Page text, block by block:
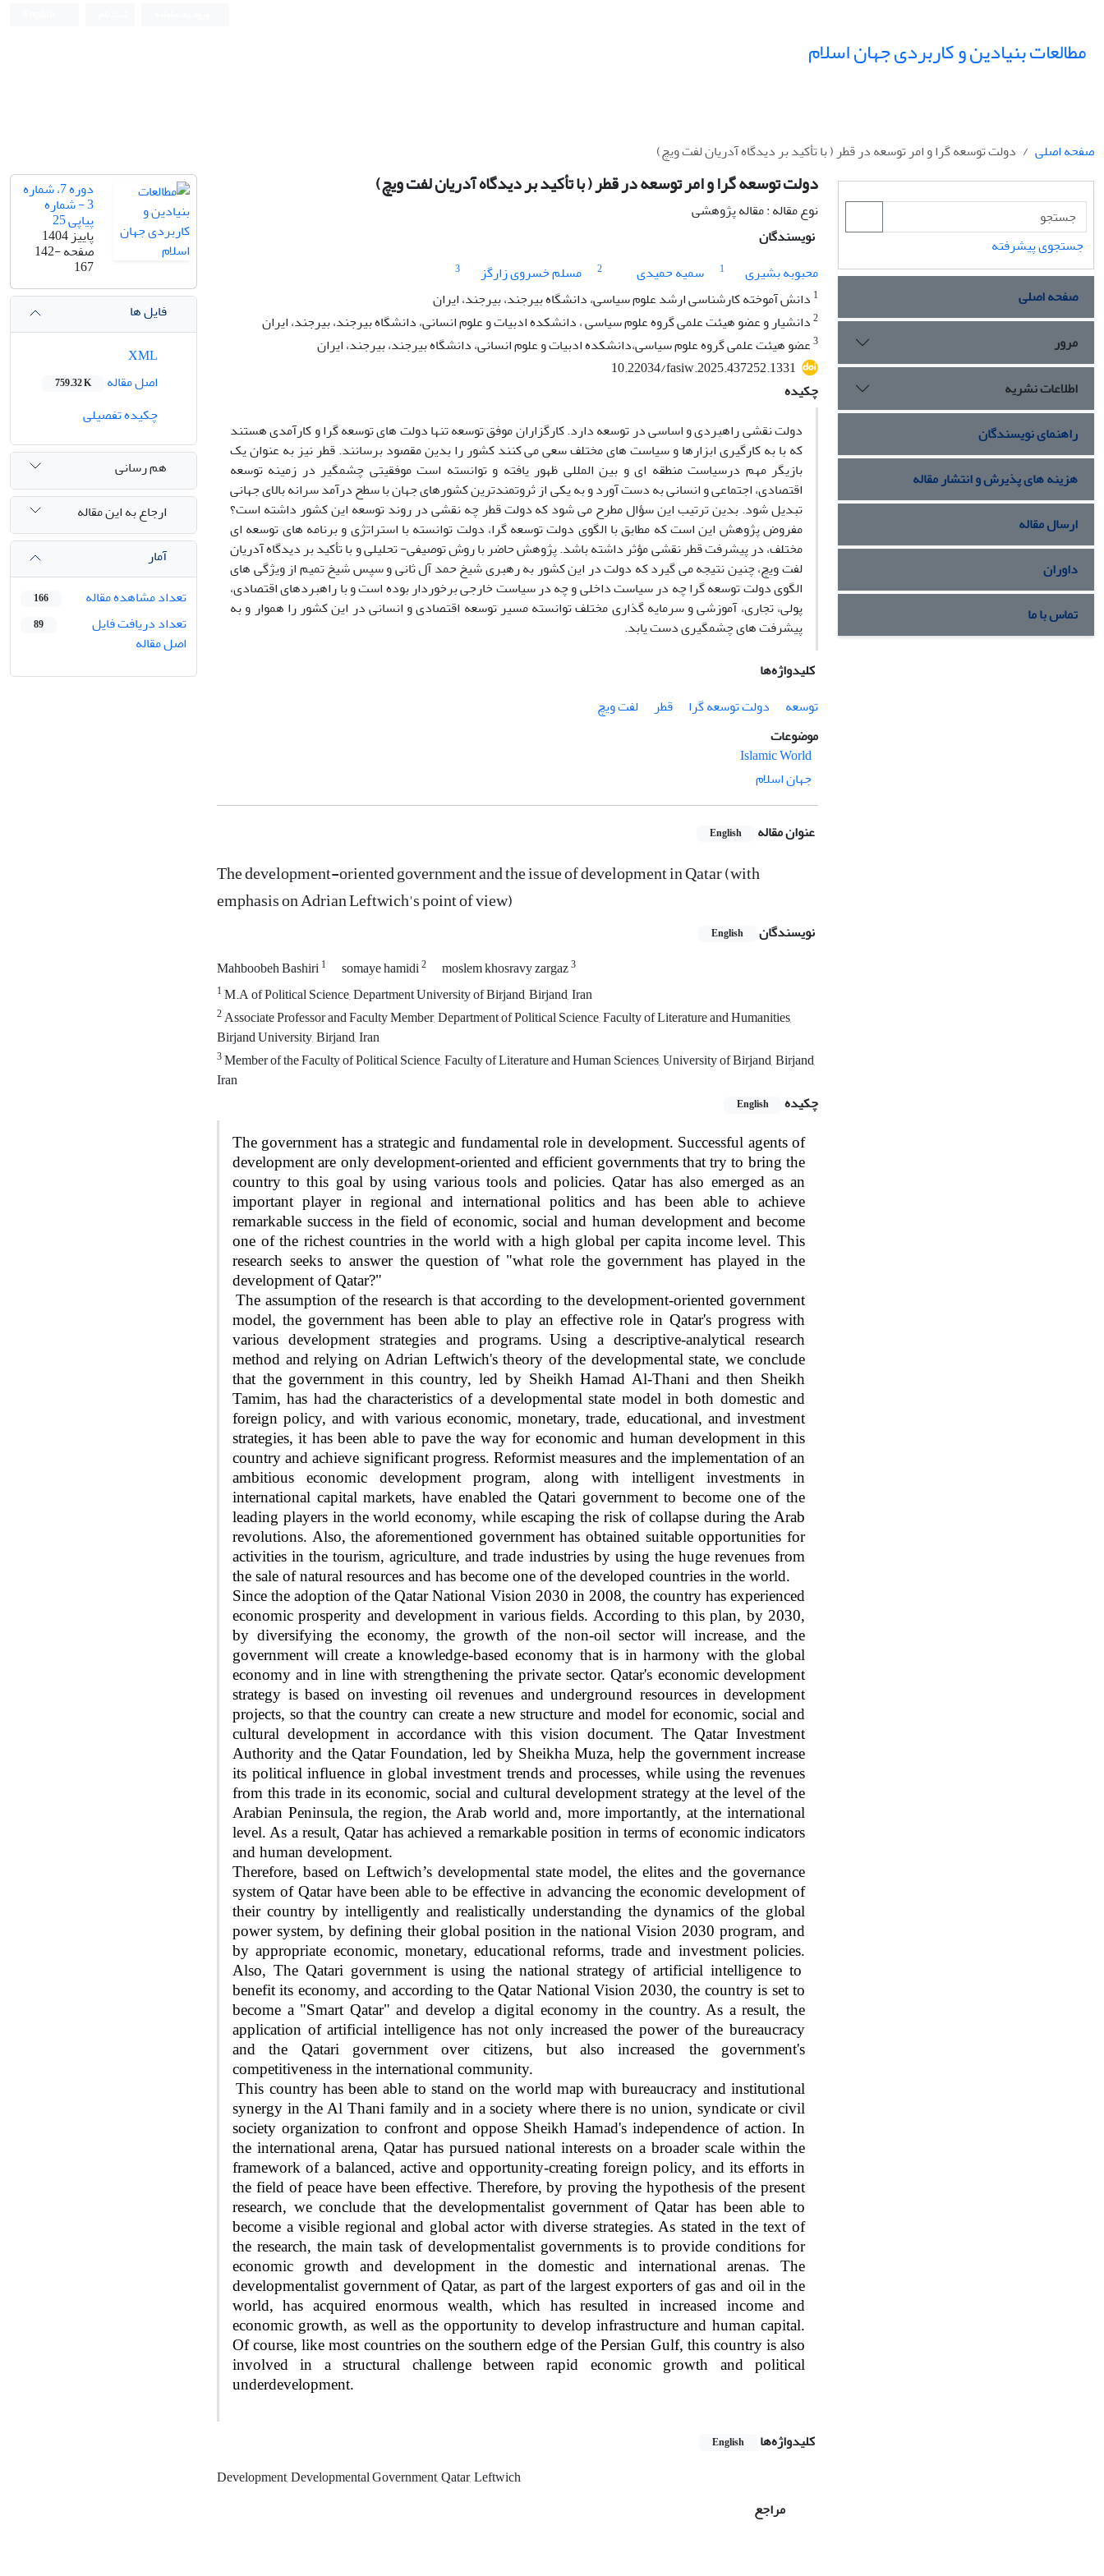
مطالعات بنیادین و کاربردی جهان اسلام
صفحه اصلی دولت توسعه گرا و امر توسعه در قطر ( با تأکید بر دیدگاه آدریان لفت ویچ)
دولت توسعه گرا و امر توسعه در قطر ( با تأکید بر دیدگاه آدریان لفت ویچ)
نوع مقاله : مقاله پژوهشی
نویسندگان
محبوبه بشیری
1 سمیه حمیدی 2 مسلم خسروی زارگز
3
1 دانش آموخته کارشناسی ارشد علوم سیاسی، دانشگاه بیرجند، بیرجند، ایران
2دانشیار و عضو هیئت علمی گروه علوم سیاسی ، دانشکده ادبیات و علوم انسانی، دانشگاه بیرجند، بیرجند، ایران
3عضو هیئت علمی گروه علوم سیاسی،دانشکده ادبیات و علوم انسانی، دانشگاه بیرجند، بیرجند، ایران
10.22034/fasiw.2025.437252.1331
چکیده
دولت نقشی راهبردی و اساسی در توسعه دارد. کارگزاران موفق توسعه تنها دولت های توسعه گرا و کارآمدی هستند
که با به کارگیری ابزارها و سیاست های مختلف سعی می کنند کشور را بدین مقصود برسانند. قطر نیز به عنوان یک
بازیگر مهم درسیاست منطقه ای و بین المللی ظهور یافته و توانسته است موفقیتی چشمگیر در زمینه توسعه
اقتصادی، اجتماعی و انسانی به دست آورد و به یکی از ثروتمندترین کشورهای جهان با سطح درآمد سرانه بالای جهانی
تبدیل شود. بدین ترتیب این سؤال مطرح می شود که دولت قطر چه نقشی در روند توسعه این کشور داشته است؟
مفروض پژوهش این است که مطابق با الگوی دولت توسعه گرا، دولت توانسته با استراتژی و برنامه های توسعه ای
مختلف، در پیشرفت قطر نقشی مؤثر داشته باشد. پژوهش حاضر با روش توصیفی- تحلیلی و با تأکید بر دیدگاه آدریان
لفت ویچ، چنین نتیجه می گیرد که دولت در این کشور به رهبری شیخ حمد آل ثانی و سپس شیخ تمیم از ویژگی های
الگوی دولت توسعه گرا چه در سیاست داخلی و چه در سیاست خارجی برخوردار بوده است و با راهبردهای اقتصادی،
پولی، تجاری، آموزشی و سرمایه گذاری مختلف توانسته مسیر توسعه اقتصادی و انسانی در این کشور را هموار و به
پیشرفت های چشمگیری دست یابد.
کلیدواژه‌ها
توسعه
دولت توسعه گرا قطر
لفت ویچ
موضوعات
Islamic World
جهان اسلام
عنوان مقاله English
The development-oriented government and the issue of development in Qatar (with
emphasis on Adrian Leftwich's point of view)
نویسندگان English
Mahboobeh Bashiri1 somaye hamidi2 moslem khosravy zargaz3
1M.A of Political Science, Department University of Birjand, Birjand, Iran
2Associate Professor and Faculty Member, Department of Political Science, Faculty of Literature and Humanities,
Birjand University, Birjand, Iran
3Member of the Faculty of Political Science, Faculty of Literature and Human Sciences, University of Birjand, Birjand,
Iran
چکیده
English
The government has a strategic and fundamental role in development. Successful agents of
development are only development-oriented and efficient governments that try to bring the
country to this goal by using various tools and policies. Qatar has also emerged as an
important player in regional and international politics and has been able to achieve
remarkable success in the field of economic, social and human development and become
one of the richest countries in the world with a high global per capita income level. This
research seeks to answer the question of "what role the government has played in the
development of Qatar?"
The assumption of the research is that according to the development-oriented government
model, the government has been able to play an effective role in Qatar's progress with
various development strategies and programs. Using a descriptive-analytical research
method and relying on Adrian Leftwich's theory of the developmental state, we conclude
that the government in this country, led by Sheikh Hamad Al-Thani and then Sheikh
Tamim, has had the characteristics of a developmental state model in both domestic and
foreign policy, and with various economic, monetary, trade, educational, and investment
strategies, it has been able to pave the way for economic and human development in this
country and achieve significant progress. Reformist measures and the implementation of an
ambitious economic development program, along with intelligent investments in
international capital markets, have enabled the Qatari government to become one of the
leading players in the world economy, while escaping the risk of collapse during the Arab
revolutions. Also, the aforementioned government has obtained suitable opportunities for
activities in the tourism, agriculture, and trade industries by using the huge revenues from
the sale of natural resources and has become one of the developed countries in the world.
Since the adoption of the Qatar National Vision 2030 in 2008, the country has experienced
economic prosperity and development in various fields. According to this plan, by 2030,
by diversifying the economy, the growth of the non-oil sector will increase, and the
government will create a knowledge-based economy that is in harmony with the global
economy and in line with strengthening the private sector. Qatar's economic development
strategy is based on investing oil revenues and underground resources in development
projects, so that the country can create a new structure and model for economic, social and
cultural development in accordance with this vision document. The Qatar Investment
Authority and the Qatar Foundation, led by Sheikha Muza, help the government increase
its political influence in global investment trends and processes, while using the revenues
from this trade in its economic, social and cultural development strategy at the level of the
Arabian Peninsula, the region, the Arab world and, more importantly, at the international
level. As a result, Qatar has achieved a remarkable position in terms of economic indicators
and human development.
Therefore, based on Leftwich’s developmental state model, the elites and the governance
system of Qatar have been able to be effective in advancing the economic development of
their country by intelligently and realistically understanding the dynamics of the global
power system, by defining their global position in the national Vision 2030 program, and
by appropriate economic, monetary, educational reforms, trade and investment policies.
Also, The Qatari government is using the national strategy of artificial intelligence to
benefit its economy, and according to the Qatar National Vision 2030, the country is set to
become a "Smart Qatar" and develop a digital economy in the country. As a result, the
application of artificial intelligence has not only increased the power of the bureaucracy
and the Qatari government over citizens, but also increased the government's
competitiveness in the international community.
This country has been able to stand on the world map with bureaucracy and institutional
synergy in the Al Thani family and in a society where there is no union, syndicate or civil
society organization to confront and oppose Sheikh Hamad's independence of action. In
the international arena, Qatar has pursued national interests on a broader scale within the
framework of a balanced, active and opportunity-creating foreign policy, and its efforts in
the field of peace have been effective. Therefore, by proving the hypothesis of the present
research, we conclude that the developmentalist government of Qatar has been able to
become a visible regional and global actor with diverse strategies. As stated in the text of
the research, the main task of developmentalist governments is to provide conditions for
economic growth and development in the domestic and international arenas. The
developmentalist government of Qatar, as part of the largest exporters of gas and oil in the
world, has acquired enormous wealth, which has resulted in increased income and
economic growth, as well as the opportunity to develop infrastructure and human capital.
Of course, like most countries on the southern edge of the Persian Gulf, this country is also
involved in a structural challenge between rapid economic growth and political
underdevelopment.
کلیدواژه‌ها English
Development, Developmental Government, Qatar, Leftwich
مراجع
دوره 7، شماره
3 - شماره
پیاپی 25
پاییز 1404
صفحه142-
167
فایل ها
اصل مقاله
759.32 K
چکیده تفصیلی
هم رسانی
ارجاع به این مقاله
آمار
تعداد مشاهده مقاله
166
تعداد دریافت فایل
اصل مقاله
89
جستجوی پیشرفته
صفحه اصلی
مرور
اطلاعات نشریه
راهنمای نویسندگان
هزینه های پذیرش و انتشار مقاله
ارسال مقاله
داوران
تماس با ما